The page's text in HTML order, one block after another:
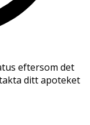
eftersom det
ditt apoteket